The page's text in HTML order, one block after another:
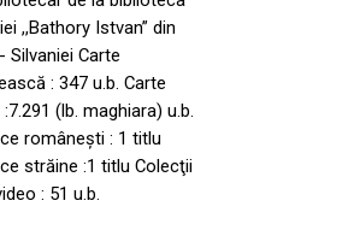
,,Bathory Istvan” din
Silvaniei Carte
: 347 u.b. Carte
(lb. maghiara) u.b.
româneşti : 1 titlu
străine :1 titlu Colecţii
: 51 u.b.